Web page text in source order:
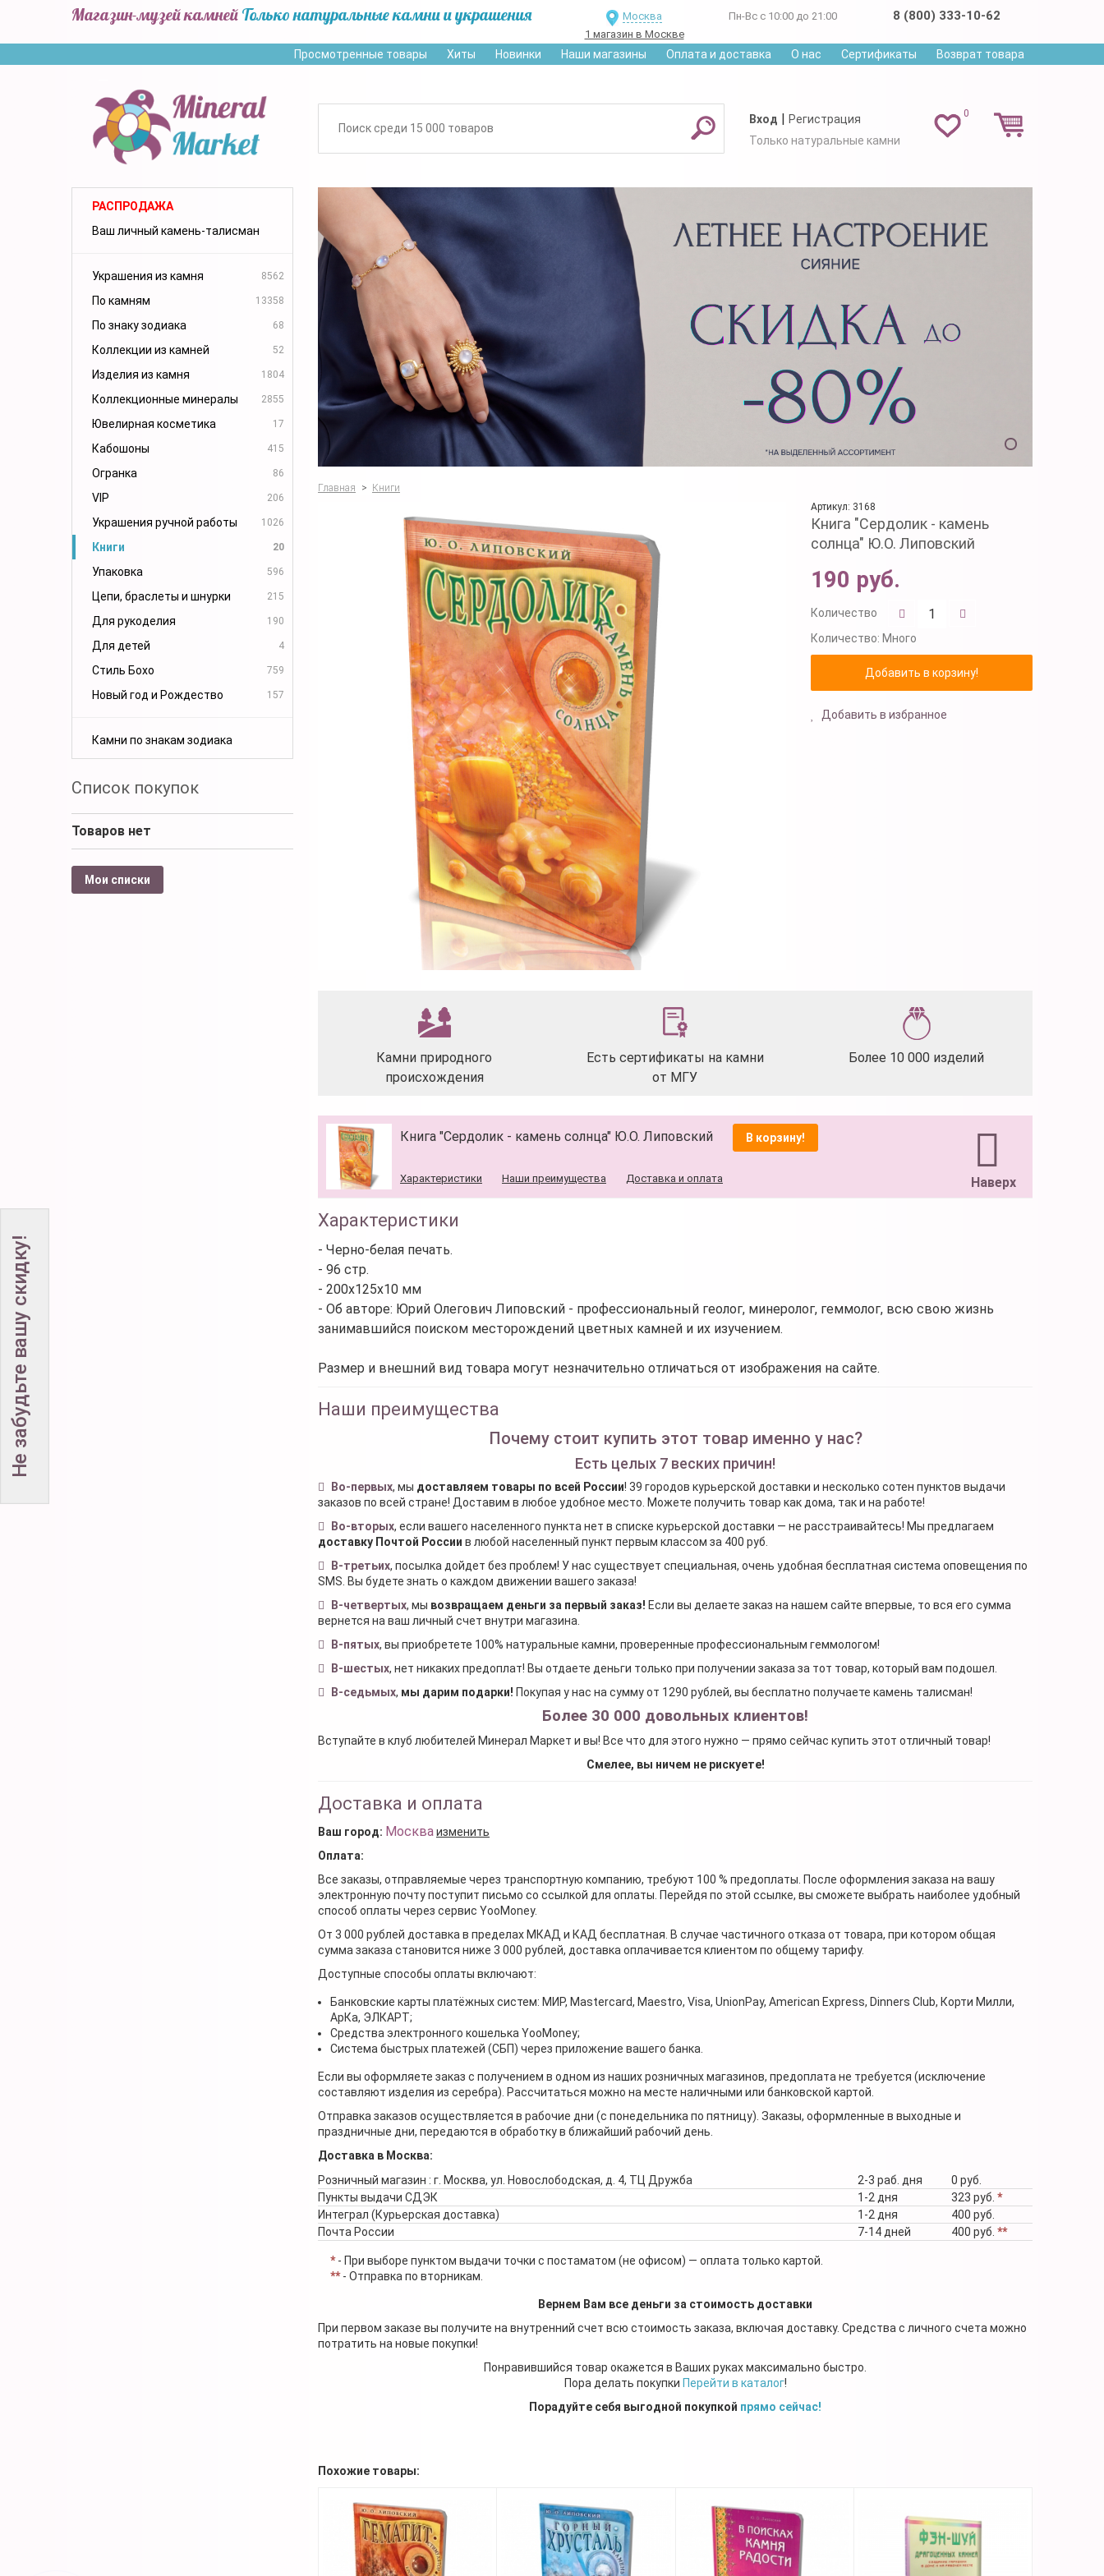
Магазин-музей камней Только натуральные камни и украшения
Москва
1 магазин в Москве
Пн-Вс с 10:00 до 21:00 8 (800) 333-10-62
Просмотренные товары Хиты Новинки Наши магазины Оплата и доставка О нас Сертификаты Возврат товара
0
Вход | Регистрация
Только натуральные камни
РАСПРОДАЖА
Ваш личный камень-талисман
Украшения из камня 8562
По камням 13358
По знаку зодиака 68
Коллекции из камней 52
Изделия из камня 1804
Коллекционные минералы 2855
Ювелирная косметика 17
Кабошоны 415
Огранка 86
VIP 206
Украшения ручной работы 1026
Книги 20
Упаковка 596
Цепи, браслеты и шнурки 215
Для рукоделия 190
Для детей 4
Стиль Бохо 759
Новый год и Рождество 157
Камни по знакам зодиака
Список покупок
Товаров нет
Мои списки
Главная > Книги
Артикул: 3168
Книга "Сердолик - камень
солнца" Ю.О. Липовский
190 руб.
Количество
Количество: Много
Добавить в избранное
Камни природного
происхождения
Есть сертификаты на камни
от МГУ
Более 10 000 изделий
Книга "Сердолик - камень солнца" Ю.О. Липовский В корзину!
Наверх
Характеристики Наши преимущества Доставка и оплата
Характеристики
- Черно-белая печать.
- 96 стр.
- 200х125х10 мм
- Об авторе: Юрий Олегович Липовский - профессиональный геолог, минеролог, геммолог, всю свою жизнь
занимавшийся поиском месторождений цветных камней и их изучением.
Размер и внешний вид товара могут незначительно отличаться от изображения на сайте.
Наши преимущества
Почему стоит купить этот товар именно у нас?
Есть целых 7 веских причин!
Во-первых, мы доставляем товары по всей России! 39 городов курьерской доставки и несколько сотен пунктов выдачи
заказов по всей стране! Доставим в любое удобное место. Можете получить товар как дома, так и на работе!
Во-вторых, если вашего населенного пункта нет в списке курьерской доставки — не расстраивайтесь! Мы предлагаем
доставку Почтой России в любой населенный пункт первым классом за 400 руб.
В-третьих, посылка дойдет без проблем! У нас существует специальная, очень удобная бесплатная система оповещения по
SMS. Вы будете знать о каждом движении вашего заказа!
В-четвертых, мы возвращаем деньги за первый заказ! Если вы делаете заказ на нашем сайте впервые, то вся его сумма
вернется на ваш личный счет внутри магазина.
В-пятых, вы приобретете 100% натуральные камни, проверенные профессиональным геммологом!
В-шестых, нет никаких предоплат! Вы отдаете деньги только при получении заказа за тот товар, который вам подошел.
В-седьмых, мы дарим подарки! Покупая у нас на сумму от 1290 рублей, вы бесплатно получаете камень талисман!
Более 30 000 довольных клиентов!
Вступайте в клуб любителей Минерал Маркет и вы! Все что для этого нужно — прямо сейчас купить этот отличный товар!
Смелее, вы ничем не рискуете!
Доставка и оплата
Ваш город: Москваизменить
Оплата:
Все заказы, отправляемые через транспортную компанию, требуют 100 % предоплаты. После оформления заказа на вашу
электронную почту поступит письмо со ссылкой для оплаты. Перейдя по этой ссылке, вы сможете выбрать наиболее удобный
способ оплаты через сервис YooMoney.
От 3 000 рублей доставка в пределах МКАД и КАД бесплатная. В случае частичного отказа от товара, при котором общая
сумма заказа становится ниже 3 000 рублей, доставка оплачивается клиентом по общему тарифу.
Доступные способы оплаты включают:
Банковские карты платёжных систем: МИР, Mastercard, Maestro, Visa, UnionPay, American Express, Dinners Club, Корти Милли,
АрКа, ЭЛКАРТ;
Средства электронного кошелька YooMoney;
Система быстрых платежей (СБП) через приложение вашего банка.
Если вы оформляете заказ с получением в одном из наших розничных магазинов, предоплата не требуется (исключение
составляют изделия из серебра). Рассчитаться можно на месте наличными или банковской картой.
Отправка заказов осуществляется в рабочие дни (с понедельника по пятницу). Заказы, оформленные в выходные и
праздничные дни, передаются в обработку в ближайший рабочий день.
Доставка в Москва:
Розничный магазин : г. Москва, ул. Новослободская, д. 4, ТЦ Дружба
2-3 раб. дня
0 руб.
Пункты выдачи СДЭК
1-2 дня 323 руб. *
Интеграл (Курьерская доставка)
1-2 дня
400 руб.
Почта России
7-14 дней 400 руб. **
*- При выборе пунктом выдачи точки с постаматом (не офисом) — оплата только картой.
**- Отправка по вторникам.
Вернем Вам все деньги за стоимость доставки
При первом заказе вы получите на внутренний счет всю стоимость заказа, включая доставку. Средства с личного счета можно
потратить на новые покупки!
Понравившийся товар окажется в Ваших руках максимально быстро.
Пора делать покупки Перейти в каталог!
Порадуйте себя выгодной покупкой прямо сейчас!
Похожие товары:
Не забудьте вашу скидку!